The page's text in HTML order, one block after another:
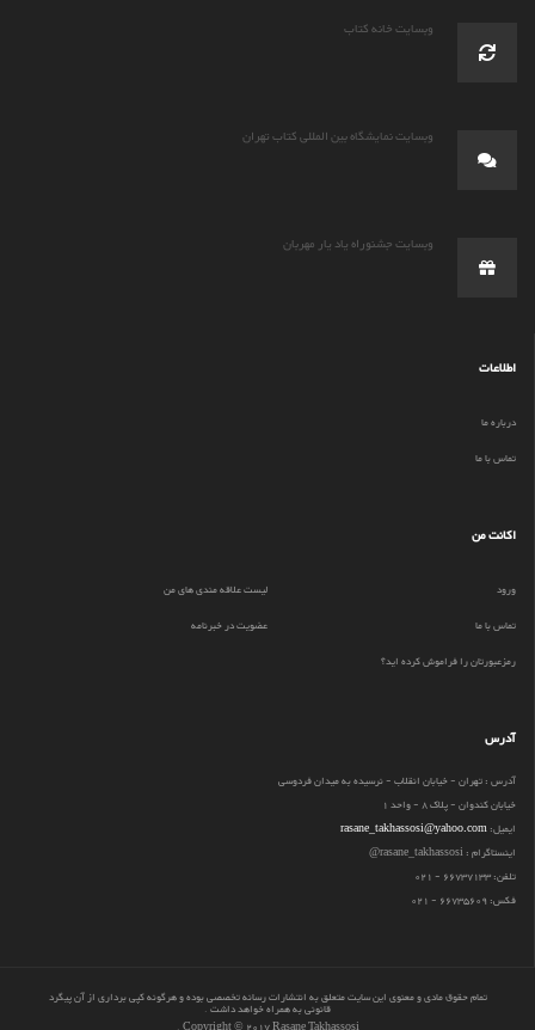
وبسایت خانه کتاب
وبسایت نمایشگاه بین المللی کتاب تهران
وبسایت جشنوراه یاد یار مهربان
اطلاعات
درباره ما
تماس با ما
اکانت من
ورود
لیست علاقه مندی های من
تماس با ما
عضویت در خبرنامه
رمزعبورتان را فراموش کرده اید؟
آدرس
آدرس : تهران - خیابان انقلاب - نرسیده به میدان فردوسی
خیابان کندوان - پلاک 8 - واحد 1
ایمیل:rasane_takhassosi@yahoo.com
اینستاگرام : rasane_takhassosi@
تلفن: 66737133 - 021
فکس: 66735609 - 021
تمام حقوق مادی و معنوی این سایت متعلق به انتشارات رسانه تخصصی بوده و هرگونه کپی برداری از آن پیگرد
قانونی به همراه خواهد داشت.